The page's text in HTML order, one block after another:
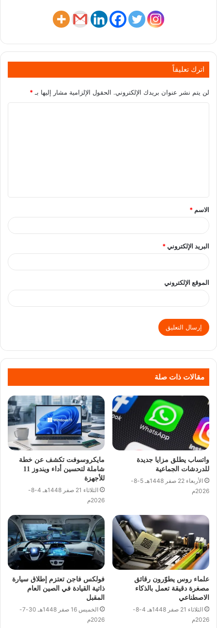
اترك تعليقاً
لن يتم نشر عنوان بريدك الإلكتروني. الحقول الإلزامية مشار إليها بـ*
الاسم *
البريد الإلكتروني*
الموقع الإلكتروني
مقالات ذات صلة
واتساب يطلق مزايا جديدة
للدردشات الجماعية
الأربعاء 22 صفر 1448هـ 5-8-
2026م
مايكروسوفت تكشف عن خطة
شاملة لتحسين أداء ويندوز 11
للأجهزة
الثلاثاء 21 صفر 1448هـ 4-8-
2026م
علماء روس يطوّرون رقائق
مصغرة دقيقة تعمل بالذكاء
الاصطناعي
الثلاثاء 21 صفر 1448هـ 4-8-
2026م
فولكس فاجن تعتزم إطلاق سيارة
ذاتية القيادة في الصين العام
المقبل
الخميس 16 صفر 1448هـ 30-7-
2026م